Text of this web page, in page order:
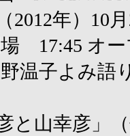
2012年）10
17:45 オー
温子よみ
と山幸彦